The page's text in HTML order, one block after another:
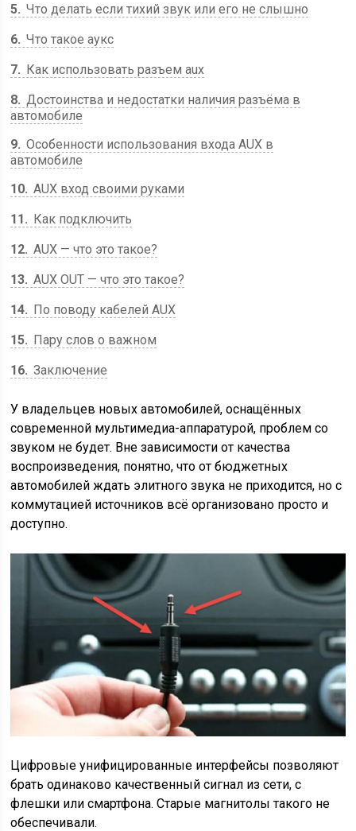
5 Что делать если тихий звук или его не слышно
6 Что такое аукс
7
Как использовать разъем aux
8 Достоинства и недостатки наличия разъёма в
автомобиле
9 Особенности использования входа AUX в
автомобиле
10 AUX вход своими руками
11
Как подключить
12 AUX — что это такое?
13 AUX OUT — что это такое?
14
По поводу кабелей AUX
15
Пару слов о важном
16 Заключение
У владельцев новых автомобилей, оснащённых
современной мультимедиа-аппаратурой, проблем со
звуком не будет. Вне зависимости от качества
воспроизведения, понятно, что от бюджетных
автомобилей ждать элитного звука не приходится, но с
коммутацией источников всё организовано просто и
доступно.
Цифровые унифицированные интерфейсы позволяют
брать одинаково качественный сигнал из сети, с
флешки или смартфона. Старые магнитолы такого не
обеспечивали.